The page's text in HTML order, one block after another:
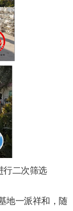
行二次筛选
地一派祥和，随